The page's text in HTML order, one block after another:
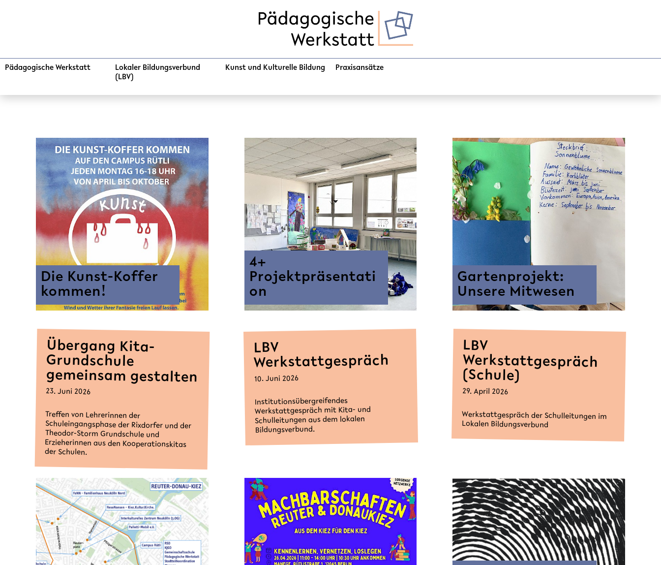
Pädagogische Werkstatt
Lokaler Bildungsverbund
(LBV)
Kunst und Kulturelle Bildung Praxisansätze
Die Kunst-Koffer
kommen!
4+
Projektpräsentati
on
Gartenprojekt:
Unsere Mitwesen
Übergang Kita-
Grundschule
gemeinsam gestalten
23. Juni 2026
Treffen von Lehrerinnen der
Schuleingangsphase der Rixdorfer und der
Theodor-Storm Grundschule und
Erzieherinnen aus den Kooperationskitas
der Schulen.
LBV
Werkstattgespräch
10. Juni 2026
Institutionsübergreifendes
Werkstattgespräch mit Kita- und
Schulleitungen aus dem lokalen
Bildungsverbund.
LBV
Werkstattgespräch
(Schule)
29. April 2026
Werkstattgespräch der Schulleitungen im
Lokalen Bildungsverbund